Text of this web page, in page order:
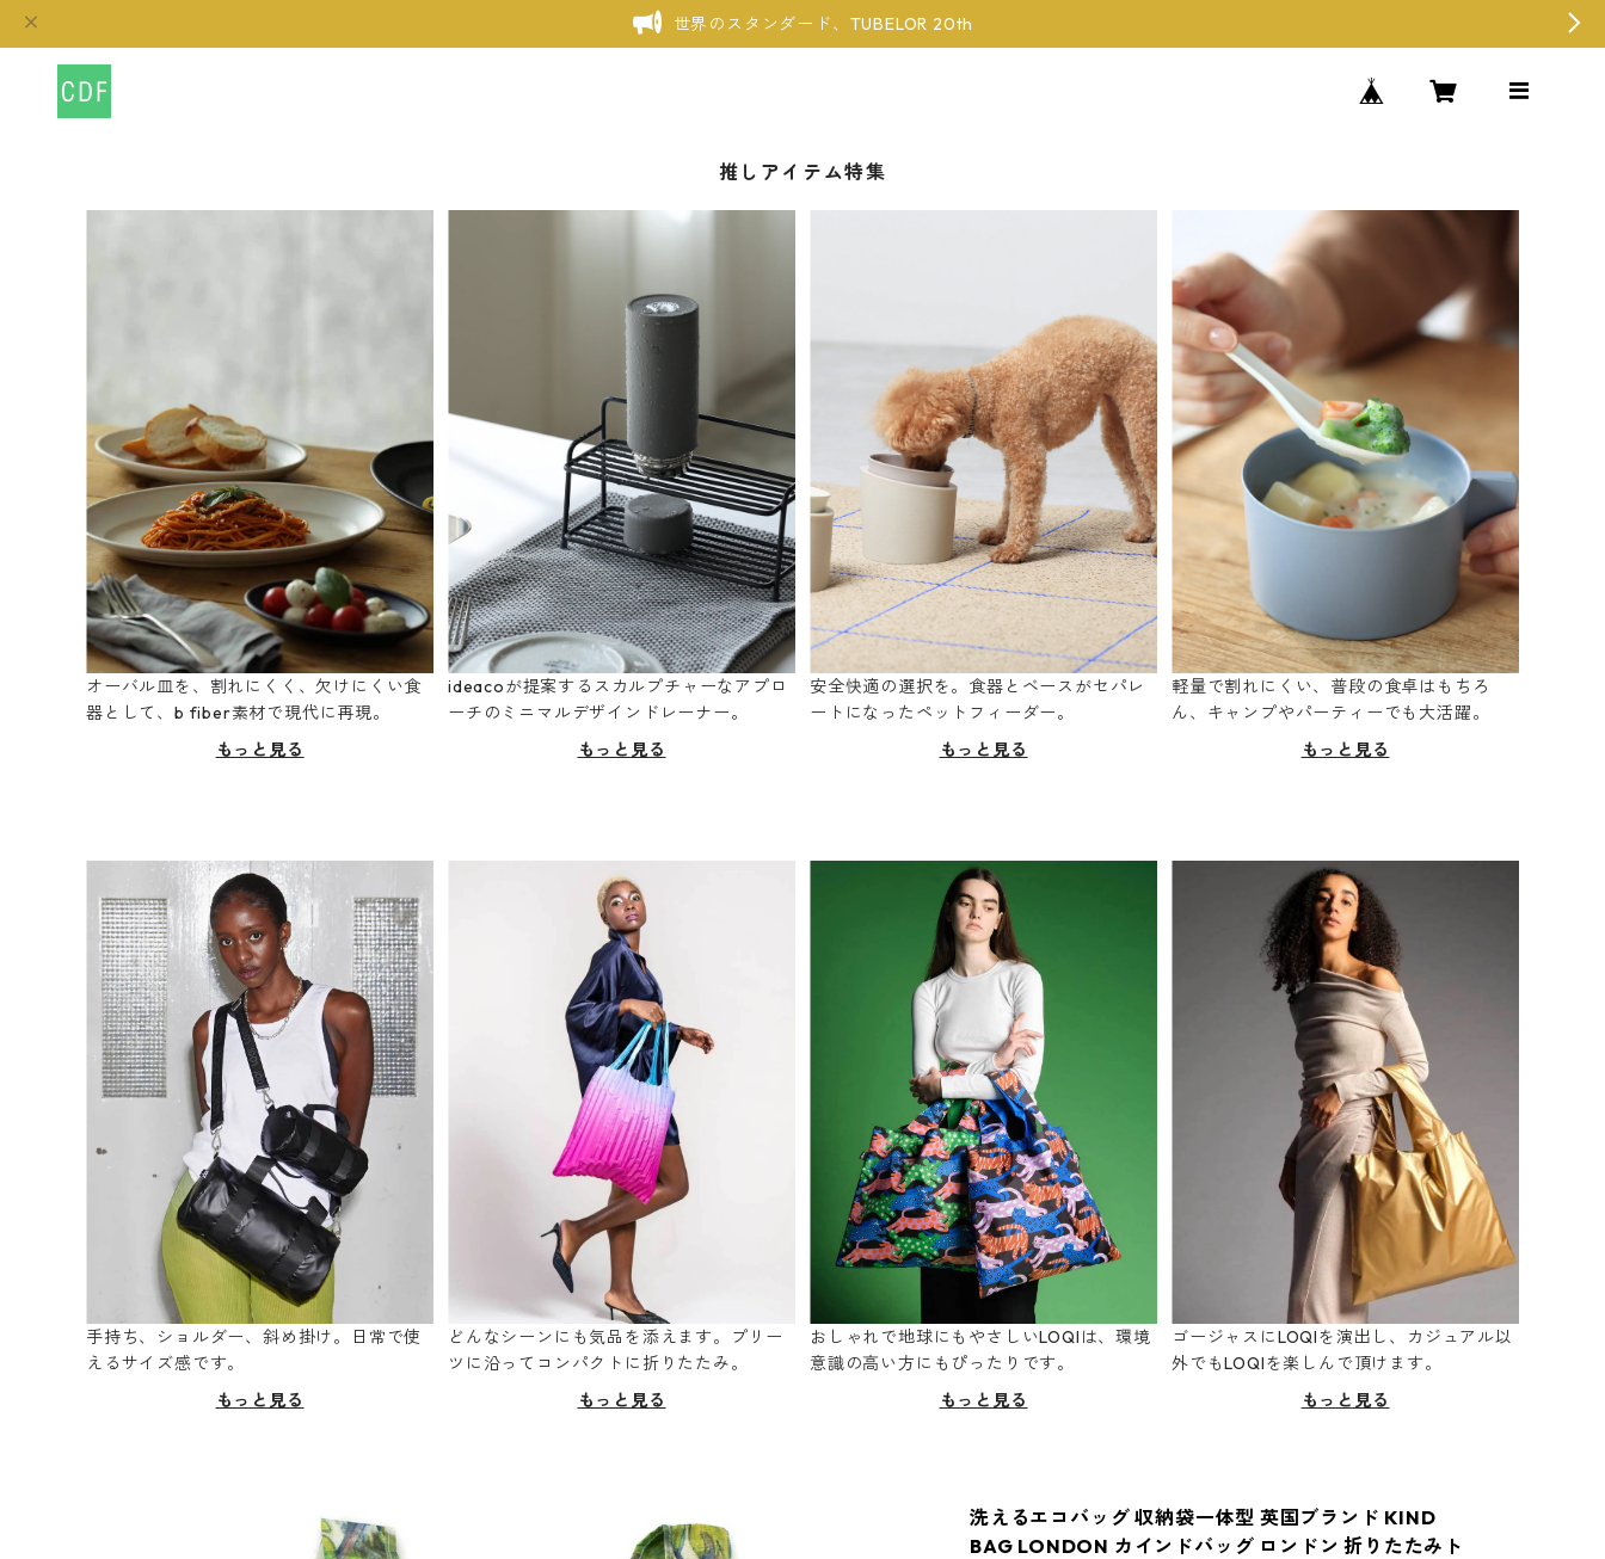
世界のスタンダード、TUBELOR 20th
推しアイテム特集
オーバル皿を、割れにくく、欠けにくい食
器として、b fiber素材で現代に再現。
もっと見る
ideacoが提案するスカルプチャーなアプロ
ーチのミニマルデザインドレーナー。
もっと見る
安全快適の選択を。食器とベースがセパレ
ートになったペットフィーダー。
もっと見る
軽量で割れにくい、普段の食卓はもちろ
ん、キャンプやパーティーでも大活躍。
もっと見る
手持ち、ショルダー、斜め掛け。日常で使
えるサイズ感です。
もっと見る
どんなシーンにも気品を添えます。プリー
ツに沿ってコンパクトに折りたたみ。
もっと見る
おしゃれで地球にもやさしいLOQIは、環境
意識の高い方にもぴったりです。
もっと見る
ゴージャスにLOQIを演出し、カジュアル以
外でもLOQIを楽しんで頂けます。
もっと見る
洗えるエコバッグ 収納袋一体型 英国ブランド KIND
BAG LONDON カインドバッグ ロンドン 折りたたみト